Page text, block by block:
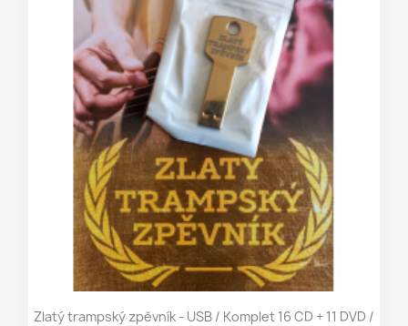
Zlatý trampský zpěvník - USB / Komplet 16 CD + 11 DVD /